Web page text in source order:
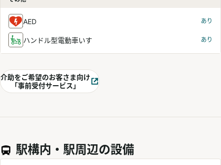
AED あり
ハンドル型電動車いす あり
介助をご希望のお客さま向け
「事前受付サービス」別ウィンドウで開く
駅構内・駅周辺の設備